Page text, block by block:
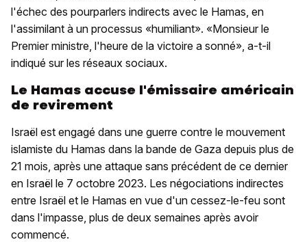
l'échec des pourparlers indirects avec le Hamas, en
l'assimilant à un processus «humiliant». «Monsieur le
Premier ministre, l'heure de la victoire a sonné», a-t-il
indiqué sur les réseaux sociaux.
Le Hamas accuse l'émissaire américain
de revirement
Israël est engagé dans une guerre contre le mouvement
islamiste du Hamas dans la bande de Gaza depuis plus de
21 mois, après une attaque sans précédent de ce dernier
en Israël le 7 octobre 2023. Les négociations indirectes
entre Israël et le Hamas en vue d'un cessez-le-feu sont
dans l'impasse, plus de deux semaines après avoir
commencé.